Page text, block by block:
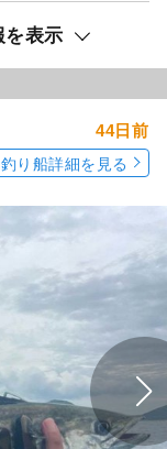
を表示
44日前
釣り船詳細を見る